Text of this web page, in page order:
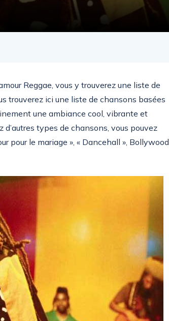
Reggae, vous y trouverez une liste de
trouverez ici une liste de chansons basées
une ambiance cool, vibrante et
d’autres types de chansons, vous pouvez
pour le mariage », « Dancehall », Bollywood